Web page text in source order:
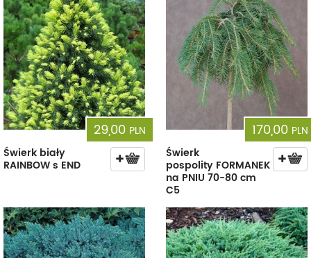
29,00 PLN
Świerk biały
RAINBOW s END
170,00 PLN
Świerk
pospolity FORMANEK
na PNIU 70-80 cm
C5